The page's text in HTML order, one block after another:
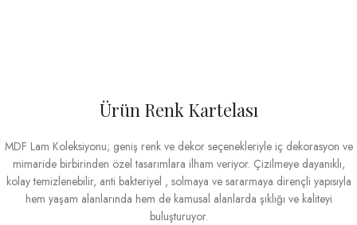
Ürün Renk Kartelası
MDF Lam Koleksiyonu; geniş renk ve dekor seçenekleriyle iç dekorasyon ve
mimaride birbirinden özel tasarımlara ilham veriyor. Çizilmeye dayanıklı,
kolay temizlenebilir, anti bakteriyel , solmaya ve sararmaya dirençli yapısıyla
hem yaşam alanlarında hem de kamusal alanlarda şıklığı ve kaliteyi
buluşturuyor.